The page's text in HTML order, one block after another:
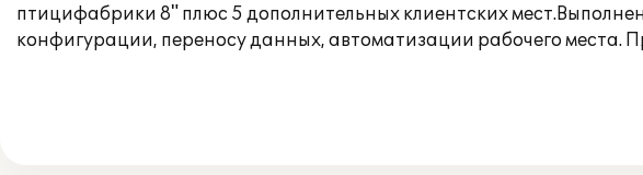
птицифабрики 8" плюс 5 дополнительных клиентских
конфигурации, переносу данных, автоматизации рабочего места.